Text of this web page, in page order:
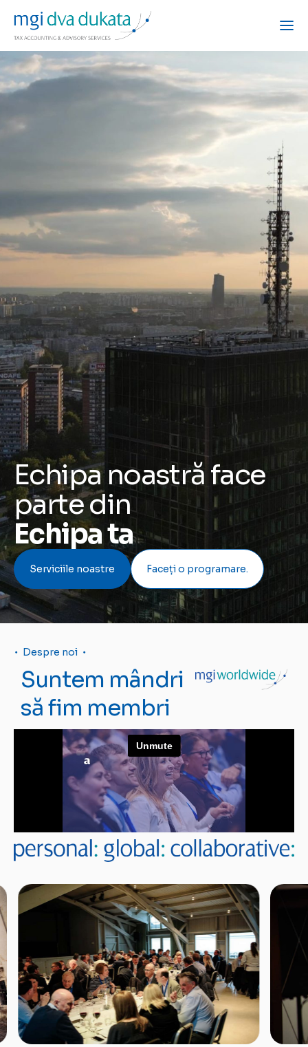
Echipa noastră face
parte din
Echipa ta
Serviciile noastre Faceți o programare.
Despre noi
Suntem mândri
să fim membri